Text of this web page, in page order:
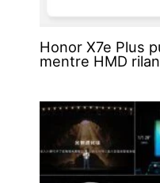
Honor X7e Plus
mentre HMD